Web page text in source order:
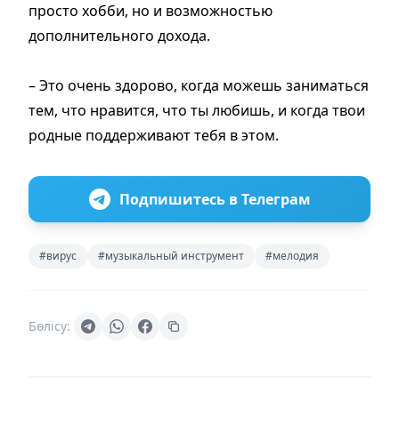
просто хобби, но и возможностью
дополнительного дохода.
– Это очень здорово, когда можешь заниматься
тем, что нравится, что ты любишь, и когда твои
родные поддерживают тебя в этом.
Подпишитесь в Телеграм
#вирус #музыкальный инструмент #мелодия
Бөлісу: